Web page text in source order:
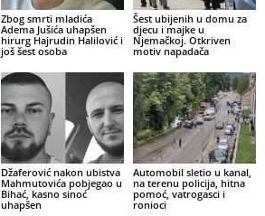
Zbog smrti mladića
Adema Jušića uhapšen
hirurg Hajrudin Halilović i
još šest osoba
Šest ubijenih u domu za
djecu i majke u
Njemačkoj. Otkriven
motiv napadača
Džaferović nakon ubistva
Mahmutovića pobjegao u
Bihać, kasno sinoć
uhapšen
Automobil sletio u kanal,
na terenu policija, hitna
pomoć, vatrogasci i
ronioci